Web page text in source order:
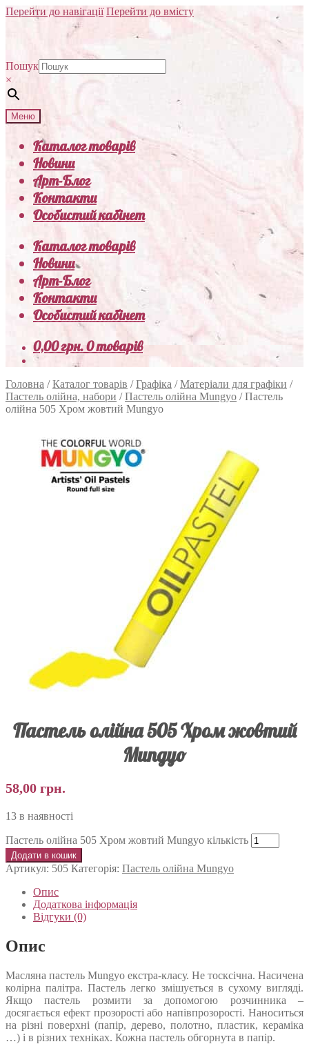
Перейти до навігації Перейти до вмісту
Пошук
×
Меню
Каталог товарів
Новини
Арт-Блог
Контакти
Особистий кабінет
Каталог товарів
Новини
Арт-Блог
Контакти
Особистий кабінет
0,00грн.0 товарів
Головна /Каталог товарів /Графіка /Матеріали для графіки /
Пастель олійна, набори /Пастель олійна Mungyo /Пастель
олійна 505 Хром жовтий Mungyo
Пастель олійна 505 Хром жовтий
Mungyo
58,00 грн.
13 в наявності
Пастель олійна 505 Хром жовтий Mungyo кількість
Додати в кошик
Артикул: 505 Категорія: Пастель олійна Mungyo
Опис
Додаткова інформація
Відгуки (0)
Опис
Масляна пастель Mungyo екстра-класу. Не тосксічна. Насичена
колірна палітра. Пастель легко змішується в сухому вигляді.
Якщо пастель розмити за допомогою розчинника –
досягається ефект прозорості або напівпрозорості. Наноситься
на різні поверхні (папір, дерево, полотно, пластик, кераміка
…) і в різних техніках. Кожна пастель обгорнута в папір.